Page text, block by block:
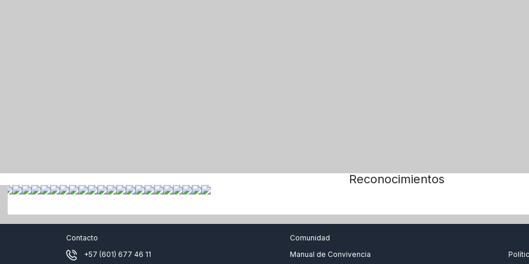
Reconocimientos
Contacto
+57 (601) 677 46 11
Comunidad
Manual de Convivencia